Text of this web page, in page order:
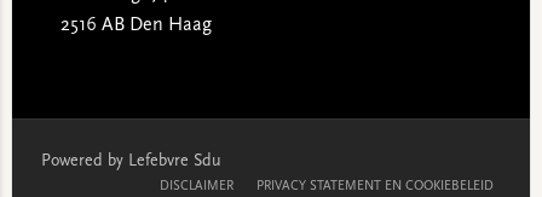
2516 AB Den Haag
Powered by Lefebvre Sdu
DISCLAIMER PRIVACY STATEMENT EN COOKIEBELEID